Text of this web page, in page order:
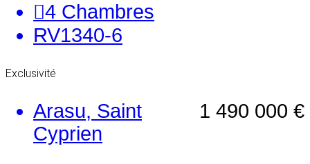
4 Chambres
RV1340-6
Exclusivité
1 490 000 €
Arasu, Saint
Cyprien